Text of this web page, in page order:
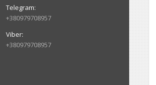
+380979708957
+380979708957